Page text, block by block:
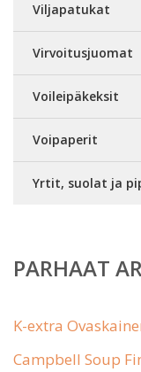
Viljapatukat
Virvoitusjuomat
Voileipäkeksit
Voipaperit
Yrtit, suolat ja
PARHAAT
K-extra
Campbell Soup